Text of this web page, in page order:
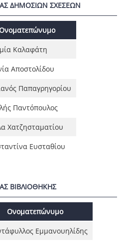
ΔΗΜΟΣΙΩΝ ΣΧΕΣΕΩΝ
Καλαφάτη
Αποστολίδου
Παπαγρηγορίου
Παντόπουλος
Χατζησταματίου
Ευσταθίου
ΒΙΒΛΙΟΘΗΚΗΣ
Ονοματεπώνυμο
Εμμανουηλίδης